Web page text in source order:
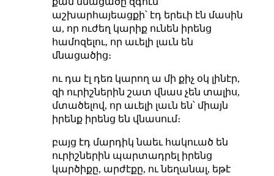
աշխարհայեացքի՝ էդ երեւի էն մասին
ա, որ ուժեղ կարիք ունեն իրենց
համոզելու, որ աւելի լաւն են
մնացածից։
ու դա էլ դեռ կարող ա մի քիչ օկ լինէր,
զի ուրիշներին շատ վնաս չեն տալիս,
մտածելով, որ աւելի լաւն են՝ միայն
իրենք իրենց են վնասում։
բայց էդ մարդիկ նաեւ հակուած են
ուրիշներին պարտադրել իրենց
կարծիքը, արժէքը, ու նեղանալ, եթէ